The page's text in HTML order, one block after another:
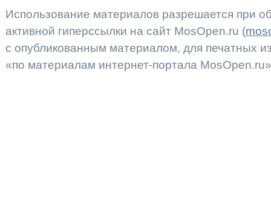
Использование материалов разрешается при
активной гиперссылки на сайт MosOpen.ru (
с опубликованным материалом, для печатных
«по материалам интернет-портала